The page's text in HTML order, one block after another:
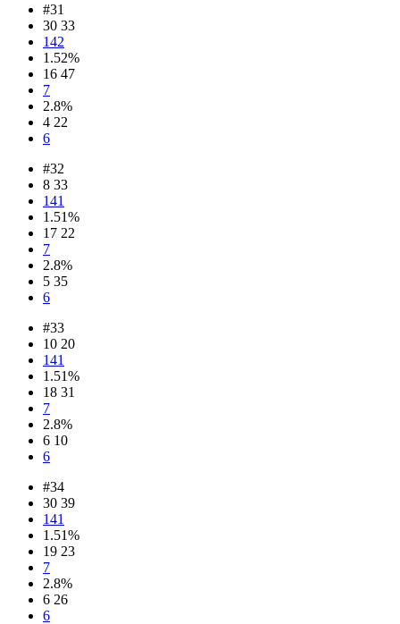
#31
30 33
142
1.52%
16 47
7
2.8%
4 22
6
#32
8 33
141
1.51%
17 22
7
2.8%
5 35
6
#33
10 20
141
1.51%
18 31
7
2.8%
6 10
6
#34
30 39
141
1.51%
19 23
7
2.8%
6 26
6